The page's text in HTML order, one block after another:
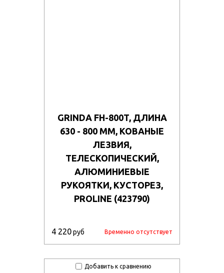
GRINDA FH-800T, ДЛИНА
630 - 800 ММ, КОВАНЫЕ
ЛЕЗВИЯ,
ТЕЛЕСКОПИЧЕСКИЙ,
АЛЮМИНИЕВЫЕ
РУКОЯТКИ, КУСТОРЕЗ,
PROLINE (423790)
4 220руб Временно отсутствует
Добавить к сравнению